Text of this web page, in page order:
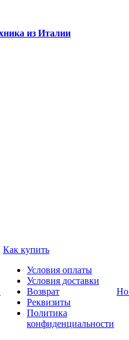
из Италии
Как купить
Условия оплаты
Условия доставки
Возврат
Реквизиты
Политика
конфиденциальности